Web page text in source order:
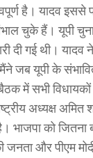
है। यादव इससे
चुके हैं। यूपी
दी गई थी। यादव
जब यूपी के
में सभी
अध्यक्ष
भाजपा को जितना
जनता और पीएम